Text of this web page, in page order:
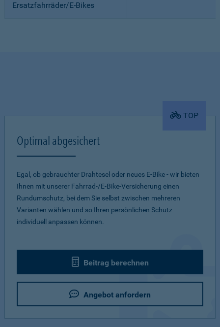
Ersatzfahrräder/E-Bikes
TOP
Optimal abgesichert
Egal, ob gebrauchter Drahtesel oder neues E-Bike - wir bieten
Ihnen mit unserer Fahrrad-/E-Bike-Versicherung einen
Rundumschutz, bei dem Sie selbst zwischen mehreren
Varianten wählen und so Ihren persönlichen Schutz
individuell anpassen können.
Beitrag berechnen
Angebot anfordern